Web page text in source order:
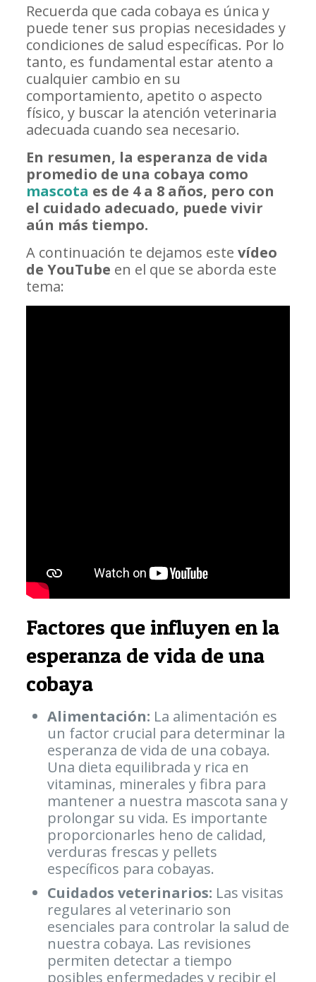
Recuerda que cada cobaya es única y
puede tener sus propias necesidades y
condiciones de salud específicas. Por lo
tanto, es fundamental estar atento a
cualquier cambio en su
comportamiento, apetito o aspecto
físico, y buscar la atención veterinaria
adecuada cuando sea necesario.
En resumen, la esperanza de vida
promedio de una cobaya como
mascota es de 4 a 8 años, pero con
el cuidado adecuado, puede vivir
aún más tiempo.
A continuación te dejamos este vídeo
de YouTube en el que se aborda este
tema:
Factores que influyen en la
esperanza de vida de una
cobaya
Alimentación: La alimentación es
un factor crucial para determinar la
esperanza de vida de una cobaya.
Una dieta equilibrada y rica en
vitaminas, minerales y fibra para
mantener a nuestra mascota sana y
prolongar su vida. Es importante
proporcionarles heno de calidad,
verduras frescas y pellets
específicos para cobayas.
Cuidados veterinarios: Las visitas
regulares al veterinario son
esenciales para controlar la salud de
nuestra cobaya. Las revisiones
permiten detectar a tiempo
posibles enfermedades y recibir el